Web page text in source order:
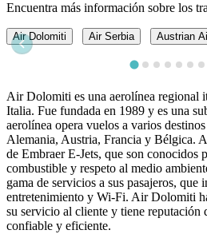
Encuentra más información sobre los
Air Dolomiti Air Serbia Austrian
Air Dolomiti es una aerolínea regional
Italia. Fue fundada en 1989 y es una
aerolínea opera vuelos a varios
Alemania, Austria, Francia y Bélgica.
de Embraer E-Jets, que son conocidos
combustible y respeto al medio
gama de servicios a sus pasajeros, que
entretenimiento y Wi-Fi. Air Dolomiti
su servicio al cliente y tiene reputación
confiable y eficiente.